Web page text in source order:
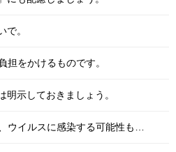
で。
担をかけるものです。
示しておきましょう。
ウイルスに感染する可能性も…